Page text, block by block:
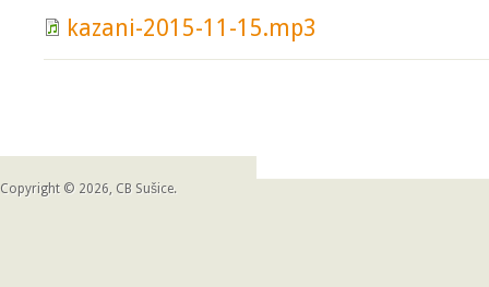
kazani-2015-11-15.mp3
Copyright © 2026, CB Sušice.